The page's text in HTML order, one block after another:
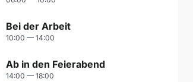
Bei der Arbeit
10:00 — 14:00
Ab in den Feierabend
14:00 — 18:00